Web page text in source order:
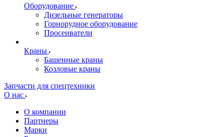
Оборудование
Дизельные генераторы
Горнорудное оборудование
Просеиватели
Краны
Башенные краны
Козловые краны
Запчасти для спецтехники
О нас
О компании
Партнеры
Марки